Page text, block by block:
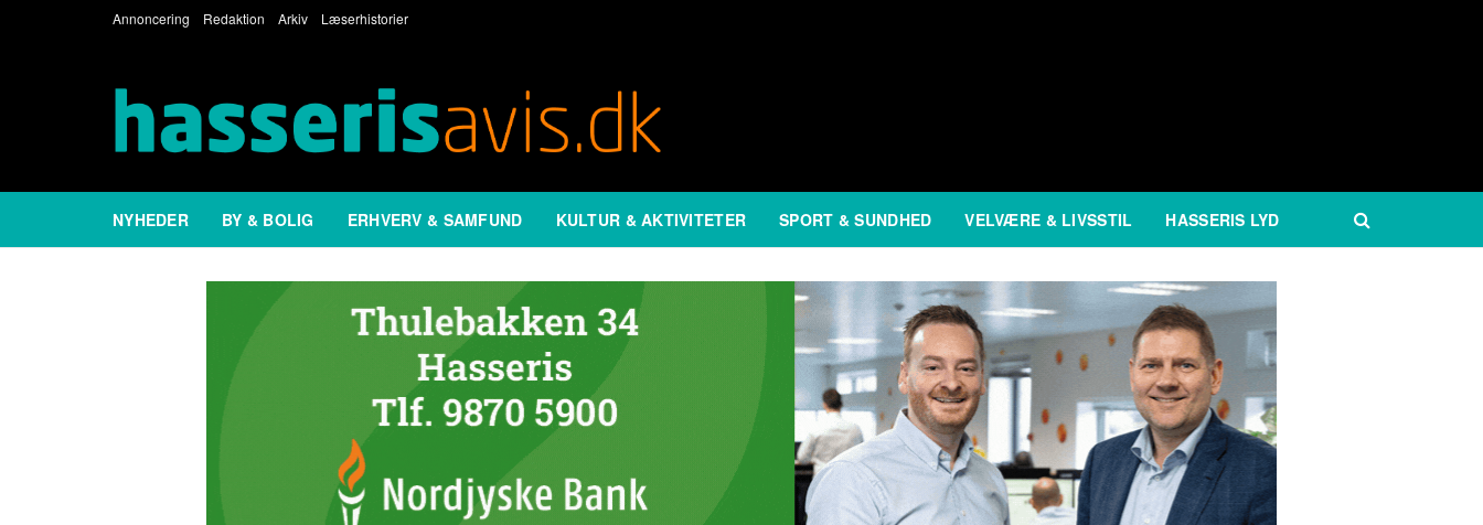
Annoncering Redaktion Arkiv Læserhistorier
NYHEDER BY & BOLIG ERHVERV & SAMFUND KULTUR & AKTIVITETER SPORT & SUNDHED VELVÆRE & LIVSSTIL HASSERIS LYD